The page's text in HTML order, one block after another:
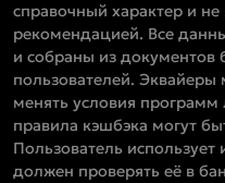
справочный характер и
рекомендацией. Все
и собраны из
пользователей. Эквайеры
менять условия
правила кэшбэка могут
Пользователь
должен проверять её в